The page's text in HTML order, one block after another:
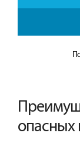
опасных